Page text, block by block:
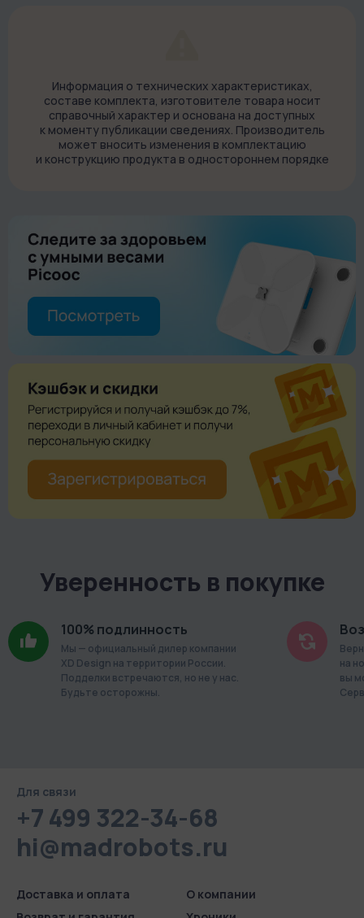
Информация о технических характеристиках,
составе комплекта, изготовителе товара носит
справочный характер и основана на доступных
к моменту публикации сведениях. Производитель
может вносить изменения в комплектацию
и конструкцию продукта в одностороннем порядке
Уверенность в покупке
100% подлинность
Мы — официальный дилер компании
XD Design на территории России.
Подделки встречаются, но не у нас.
Будьте осторожны.
на
вы
Для связи
+7 499 322-34-68
hi@madrobots.ru
Доставка и оплата
О компании